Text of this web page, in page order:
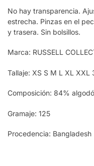
No hay transparencia.
estrecha. Pinzas en el
y trasera. Sin bolsillos.
Marca: RUSSELL
Tallaje: XS S M L XL XXL
Composición: 84%
Gramaje: 125
Procedencia: Bangladesh